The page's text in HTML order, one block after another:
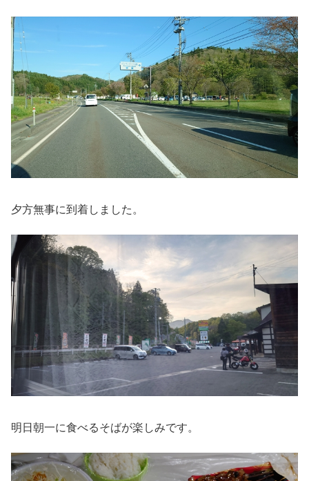
夕方無事に到着しました。
明日朝一に食べるそばが楽しみです。